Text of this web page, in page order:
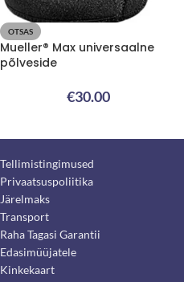
OTSAS
Mueller® Max universaalne
põlveside
€30.00
Tellimistingimused
Privaatsuspoliitika
Järelmaks
Transport
Raha Tagasi Garantii
Edasimüüjatele
Kinkekaart